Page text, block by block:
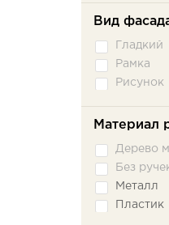
Вид
Гладкий
Рамка
Рисунок
Материал
Дерево
Без
Металл
Пластик